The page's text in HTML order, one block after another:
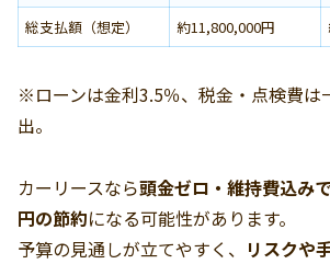
総支払額（想定）
約11,800,000円
※ローンは金利3.5％、税金・点検費は
出。
カーリースなら頭金ゼロ・維持費込み
円の節約になる可能性があります。
予算の見通しが立てやすく、 リスクや